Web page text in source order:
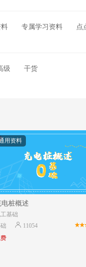
专属学习资料 点
级 干货
用资料
电桩概述
基础
11054